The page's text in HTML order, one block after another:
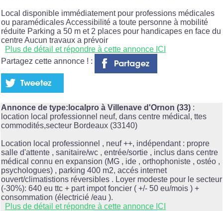
Local disponible immédiatement pour professions médicales
ou paramédicales Accessibilité a toute personne à mobilité
réduite Parking a 50 m et 2 places pour handicapes en face du
centre Aucun travaux a prévoir
Plus de détail et répondre à cette annonce ICI
Partagez cette annonce ! :
Annonce de type:localpro à Villenave d'Ornon (33) :
location local professionnel neuf, dans centre médical, ttes
commodités,secteur Bordeaux (33140)
Location local professionnel , neuf ++, indépendant : propre
salle d'attente , sanitaire/wc , entrée/sortie , inclus dans centre
médical connu en expansion (MG , ide , orthophoniste , ostéo ,
psychologues) , parking 400 m2, accés internet
ouvert/climatistions réversibles . Loyer modeste pour le secteur
(-30%): 640 eu ttc + part impot foncier ( +/- 50 eu/mois ) +
consommation (électricié /eau ).
Plus de détail et répondre à cette annonce ICI